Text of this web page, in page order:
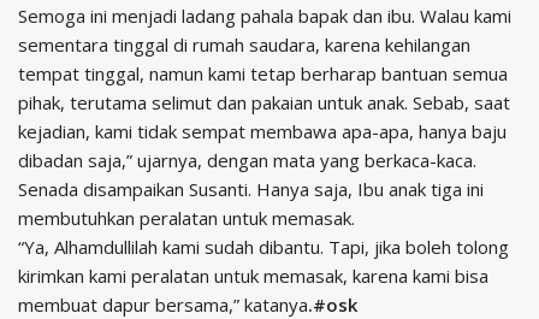
Semoga ini menjadi ladang pahala bapak dan ibu. Walau kami
sementara tinggal di rumah saudara, karena kehilangan
tempat tinggal, namun kami tetap berharap bantuan semua
pihak, terutama selimut dan pakaian untuk anak. Sebab, saat
kejadian, kami tidak sempat membawa apa-apa, hanya baju
dibadan saja,” ujarnya, dengan mata yang berkaca-kaca.
Senada disampaikan Susanti. Hanya saja, Ibu anak tiga ini
membutuhkan peralatan untuk memasak.
“Ya, Alhamdullilah kami sudah dibantu. Tapi, jika boleh tolong
kirimkan kami peralatan untuk memasak, karena kami bisa
membuat dapur bersama,” katanya.#osk